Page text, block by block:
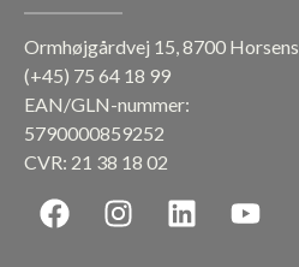
Ormhøjgårdvej 15, 8700 Horsens
(+45) 75 64 18 99
EAN/GLN-nummer:
5790000859252
CVR: 21 38 18 02
F
a
I
n
L
i
Y
o